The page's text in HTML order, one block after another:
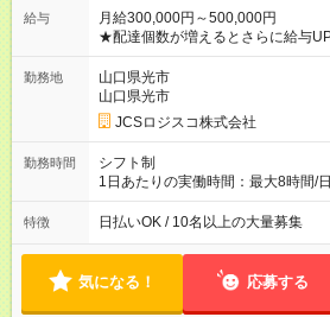
給与
月給300,000円～500,000円
★配達個数が増えるとさらに給与
ど！ ・主要都市エリア 月収55万円／週5日稼働 月収65万~112
万円／週6日稼働 ・地方郊外エリア 月収40万円／週5日稼働 月
収40万円~50万円／週6日稼働 ＜モデルイメージ＞ ■月収50万
円 (27歳男性/江東区在住)※元建築
(日休み) ■月収80万円(43歳男性/墨田区在住)※元営業 1日200個
勤務地
山口県光市
山口県光市
JCSロジスコ株式会社
勤務時間
シフト制
1日あたりの実働時間：最大8時間/
働8時間） ※週5日勤務（場所次第
よって時間外での勤務可能性有り
特徴 日払いOK / 10名以上の大量募集
気になる！ 応募する